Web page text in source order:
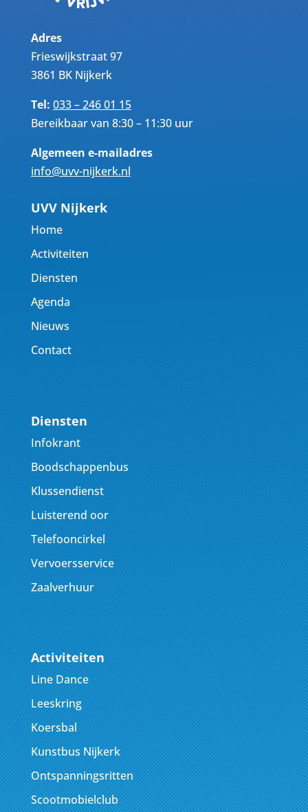
Adres
Frieswijkstraat 97
3861 BK Nijkerk
Tel:033 – 246 01 15
Bereikbaar van 8:30 – 11:30 uur
Algemeen e-mailadres
info@uvv-nijkerk.nl
UVV Nijkerk
Home
Activiteiten
Diensten
Agenda
Nieuws
Contact
Diensten
Infokrant
Boodschappenbus
Klussendienst
Luisterend oor
Telefooncirkel
Vervoersservice
Zaalverhuur
Activiteiten
Line Dance
Leeskring
Koersbal
Kunstbus Nijkerk
Ontspanningsritten
Scootmobielclub